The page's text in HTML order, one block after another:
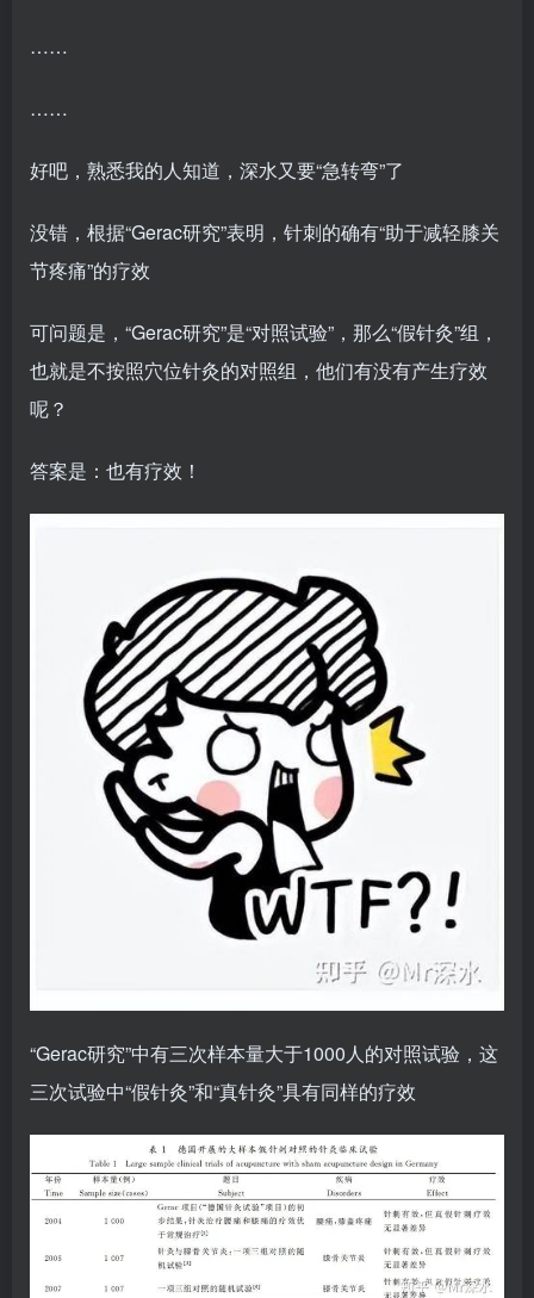
……
……
好吧，熟悉我的人知道，深水又要“急转弯”了
没错，根据“Gerac研究”表明，针刺的确有“助于减轻膝关
节疼痛”的疗效
可问题是，“Gerac研究”是“对照试验”，那么“假针灸”组，
也就是不按照穴位针灸的对照组，他们有没有产生疗效
呢？
答案是：也有疗效！
“Gerac研究”中有三次样本量大于1000人的对照试验，这
三次试验中“假针灸”和“真针灸”具有同样的疗效